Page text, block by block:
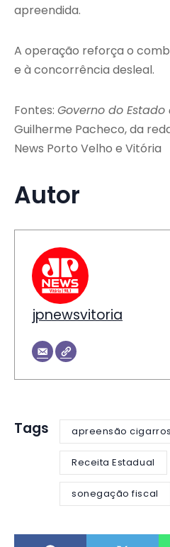
apreendida.
A operação reforça o
e à concorrência desleal.
Fontes: Governo do
Guilherme Pacheco, da
News Porto Velho e Vitória
Autor
jpnewsvitoria
Tags apreensão cigarros
Receita Estadual
sonegação fiscal